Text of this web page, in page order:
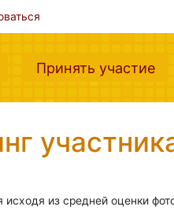
(current)Принять участие
исходя из средней оценки